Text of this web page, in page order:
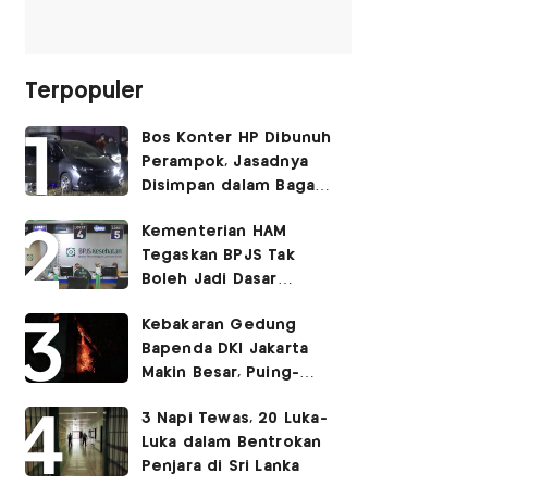
Terpopuler
Bos Konter HP Dibunuh
Perampok, Jasadnya
Disimpan dalam Bagasi
Kementerian HAM
Tegaskan BPJS Tak
Boleh Jadi Dasar
Layanan Kesehatan
Kebakaran Gedung
Bapenda DKI Jakarta
Makin Besar, Puing-
3 Napi Tewas, 20 Luka-
Luka dalam Bentrokan
Penjara di Sri Lanka